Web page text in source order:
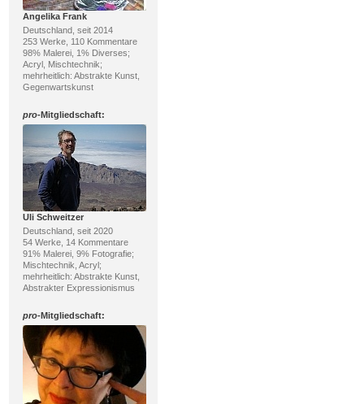
Angelika Frank
Deutschland, seit 2014
253 Werke, 110 Kommentare
98% Malerei, 1% Diverses;
Acryl, Mischtechnik;
mehrheitlich: Abstrakte Kunst,
Gegenwartskunst
pro-Mitgliedschaft:
Uli Schweitzer
Deutschland, seit 2020
54 Werke, 14 Kommentare
91% Malerei, 9% Fotografie;
Mischtechnik, Acryl;
mehrheitlich: Abstrakte Kunst,
Abstrakter Expressionismus
pro-Mitgliedschaft: